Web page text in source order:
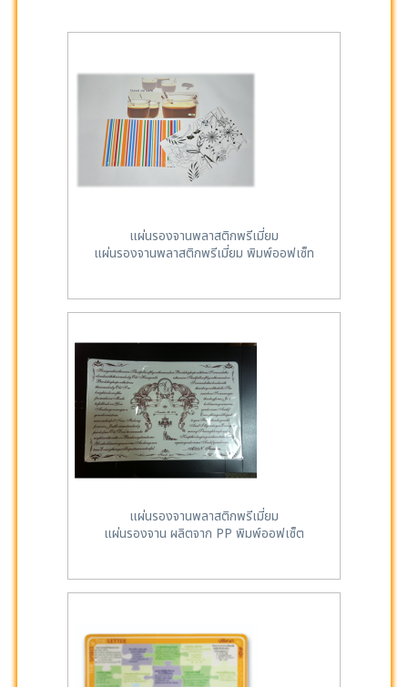
แผ่นรองจานพลาสติกพรีเมี่ยม
แผ่นรองจานพลาสติกพรีเมี่ยม พิมพ์ออฟเซ็ท
แผ่นรองจานพลาสติกพรีเมี่ยม
แผ่นรองจาน ผลิตจาก PP พิมพ์ออฟเซ็ต